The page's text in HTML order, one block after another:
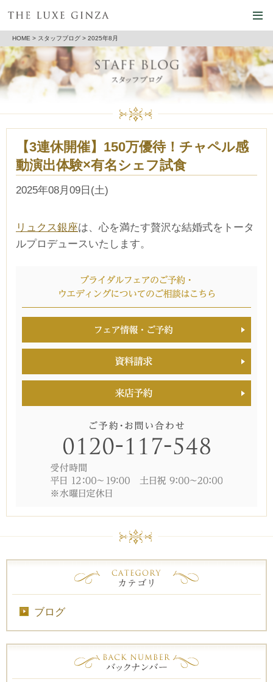
HOME > スタッフブログ > 2025年8月
【3連休開催】150万優待！チャペル感
動演出体験×有名シェフ試食
2025年08月09日(土)
リュクス銀座は、心を満たす贅沢な結婚式をトータ
ルプロデュースいたします。
ブログ